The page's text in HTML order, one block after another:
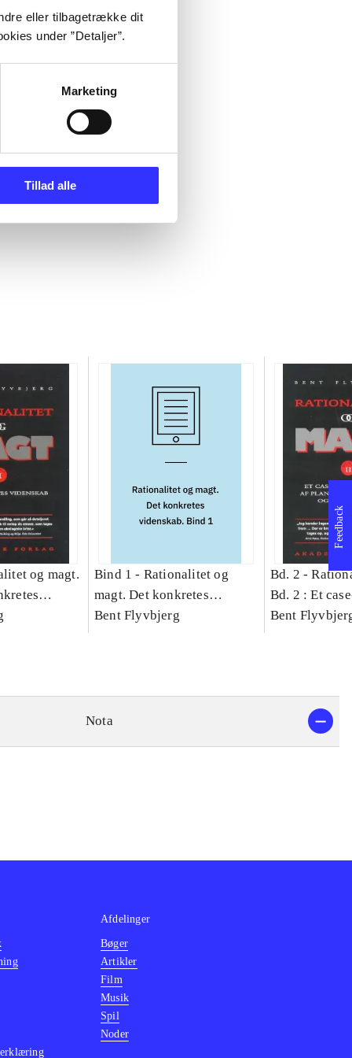
eller tilbagetrække dit
under ”Detaljer”.
Marketing
Tillad alle
og magt.
Bind 1 - Rationalitet og
magt. Det konkretes
videnskab. Bind 1
Bent Flyvbjerg
Bd. 2 -
Bd. 2 : Et
studie af
Bent
Nota
Feedback
Afdelinger
Bøger
Artikler
Film
Musik
Spil
Noder